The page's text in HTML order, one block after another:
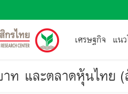
เศรษฐกิจ แน
าท และตลาดหุ้นไท